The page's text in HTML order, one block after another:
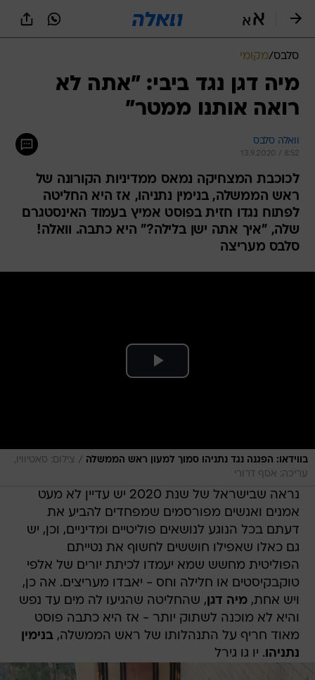
סלבס/מקומי
מיה דגן נגד ביבי: "אתה לא
רואה אותנו ממטר"
וואלה סלבס
13.9.2020 / 8:52
לכוכבת המצחיקה נמאס ממדיניות הקורונה של
ראש הממשלה, בנימין נתניהו, אז היא החליטה
לפתוח נגדו חזית בפוסט אמיץ בעמוד האינסטגרם
שלה, "איך אתה ישן בלילה?" היא כתבה. וואלה!
סלבס מעריצה
בווידאו: הפגנה נגד נתניהו סמוך למעון ראש הממשלה / צילום: סאטיוויו,
עריכה: אסף דרורי
נראה שבישראל של שנת 2020 יש עדיין לא מעט
אמנים ואנשים מפורסמים שמפחדים להביע את
דעתם בכל הנוגע לנושאים פוליטיים ומדיניים, וכן, יש
גם כאלו שאפילו חוששים לחשוף את נטייתם
הפוליטית מחשש שמא יעמדו לכיתת יורים של אלפי
טוקבקיסטים או חלילה וחס - יאבדו מעריצים. אה כן,
ויש אחת,מיה דגן, שהחליטה שהגיעו לה מים עד נפש
והיא לא מוכנה לשתוק יותר - אז היא כתבה פוסט
מאוד חריף על התנהלותו של ראש הממשלה,בנימין
נתניהו. יו גו גירל